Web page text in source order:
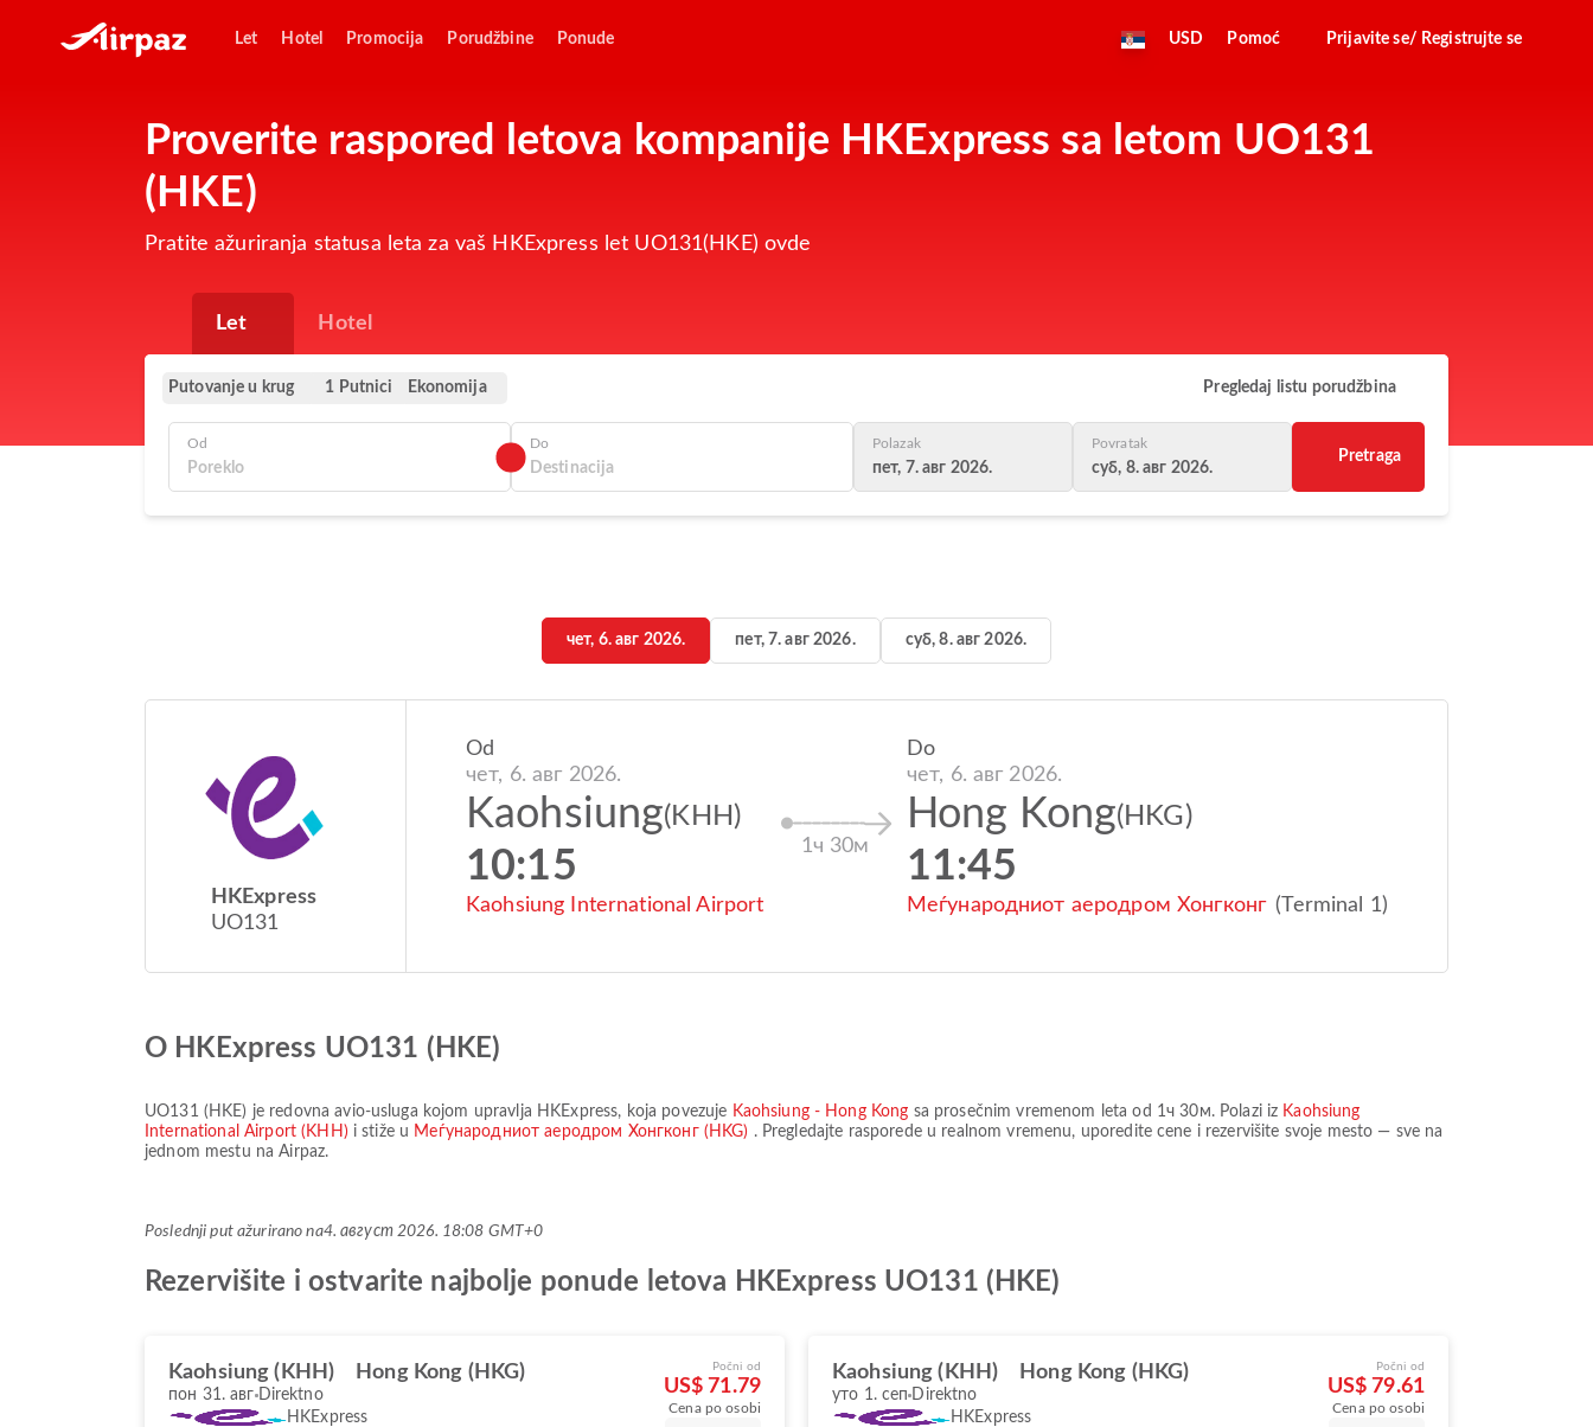
Let Hotel Promocija Porudžbine Ponude USD Pomoć Prijavite se/ Registrujte se
Proverite raspored letova kompanije HKExpress sa letom UO131
(HKE)
Pratite ažuriranja statusa leta za vaš HKExpress let UO131(HKE) ovde
Let Hotel
Putovanje u krug 1 Putnici Ekonomija Pregledaj listu porudžbina
Od Do Polazak
пет, 7. авг 2026.
Povratak
суб, 8. авг 2026.
Pretraga
чет, 6. авг 2026. пет, 7. авг 2026. суб, 8. авг 2026.
HKExpress
UO131
Od
чет, 6. авг 2026.
Kaohsiung(KHH)
10:15
Kaohsiung International Airport
1ч 30м
Do
чет, 6. авг 2026.
Hong Kong(HKG)
11:45
Меѓународниот аеродром Хонгконг (Terminal 1)
O HKExpress UO131 (HKE)
UO131 ( HKE) je redovna avio-usluga kojom upravlja HKExpress, koja povezuje Kaohsiung - Hong Kong sa prosečnim vremenom leta od 1ч 30м. Polazi iz Kaohsiung
International Airport (KHH) i stiže u Меѓународниот аеродром Хонгконг (HKG) . Pregledajte rasporede u realnom vremenu, uporedite cene i rezervišite svoje mesto — sve na
jednom mestu na Airpaz.
Poslednji put ažurirano na4. август 2026. 18:08 GMT+0
Rezervišite i ostvarite najbolje ponude letova HKExpress UO131 (HKE)
Kaohsiung (KHH) Hong Kong (HKG)
пон 31. авг Direktno
HKExpress
Počni od
US$ 71.79
Cena po osobi
Kaohsiung (KHH) Hong Kong (HKG)
уто 1. сеп Direktno
HKExpress
Počni od
US$ 79.61
Cena po osobi